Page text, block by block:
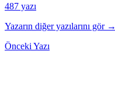
487 yazı
Yazarın diğer yazılarını gör →
Önceki Yazı